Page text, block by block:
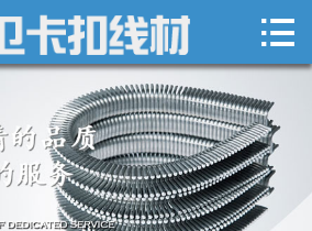
 网站首页
关于我们
新闻中心
产品展示
